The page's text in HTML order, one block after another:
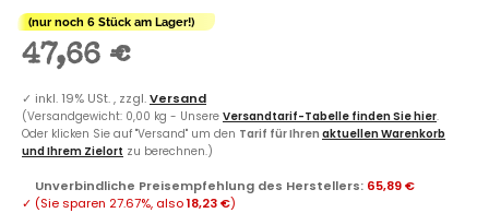
(nur noch 6 Stück am Lager!)
47,66 €
✓ inkl. 19% USt. , zzgl.Versand
(Versandgewicht: 0,00 kg - Unsere Versandtarif-Tabelle finden Sie hier.
Oder klicken Sie auf "Versand" um den Tarif für Ihren aktuellen Warenkorb
und Ihrem Zielort zu berechnen.)
Unverbindliche Preisempfehlung des Herstellers: 65,89 €
✓ (Sie sparen 27.67%, also18,23 €)